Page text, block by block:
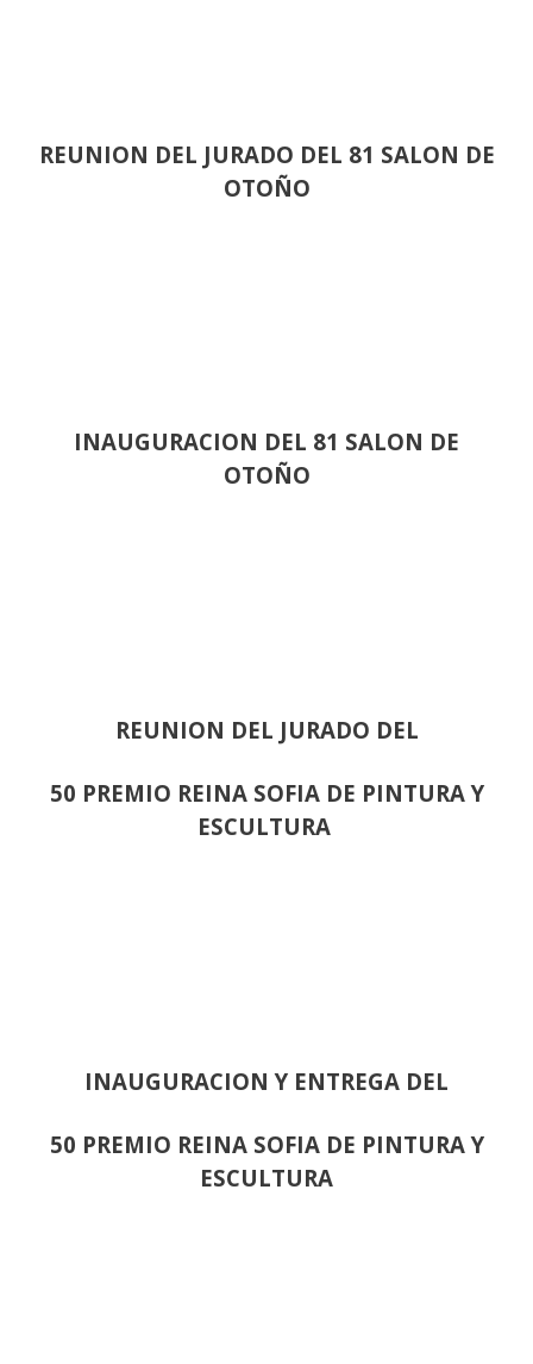
REUNION DEL JURADO DEL 81 SALON DE
OTOÑO
INAUGURACION DEL 81 SALON DE
OTOÑO
REUNION DEL JURADO DEL
50 PREMIO REINA SOFIA DE PINTURA Y
ESCULTURA
INAUGURACION Y ENTREGA DEL
50 PREMIO REINA SOFIA DE PINTURA Y
ESCULTURA